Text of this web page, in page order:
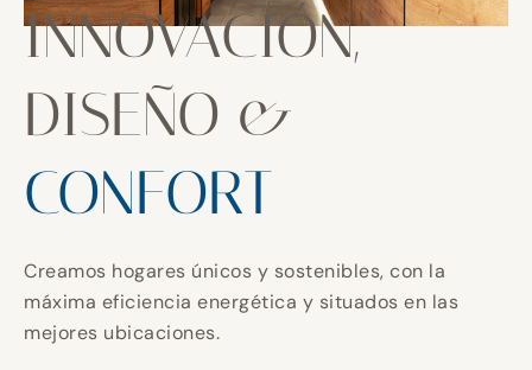
INNOVACIÓN,
DISEÑO &
CONFORT
Creamos hogares únicos y sostenibles, con la
máxima eficiencia energética y situados en las
mejores ubicaciones.